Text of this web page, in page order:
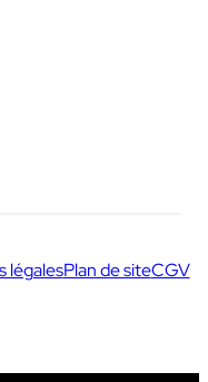
légalesPlan de siteCGV